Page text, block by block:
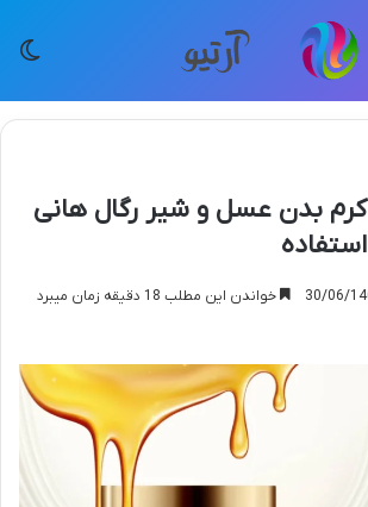
بدن عسل و شیر رگال هانی
خواندن این مطلب 18 دقیقه زمان میبرد